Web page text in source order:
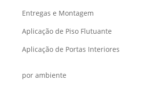
Entregas e Montagem
Aplicação de Piso Flutuante
Aplicação de Portas Interiores
por ambiente